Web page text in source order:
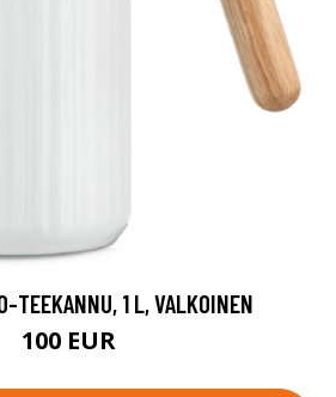
TEEKANNU, 1 L, VALKOINEN
100 EUR